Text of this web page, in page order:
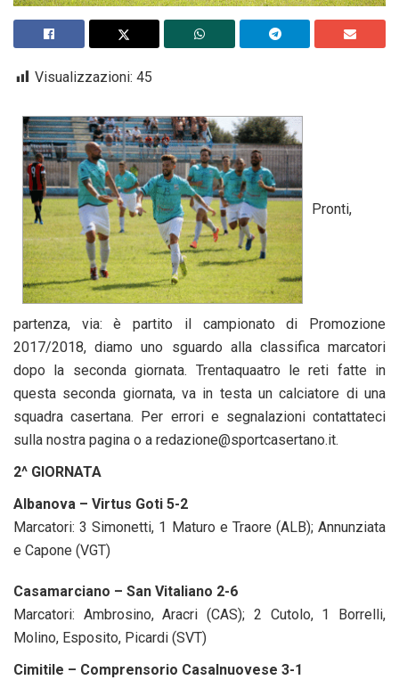
Visualizzazioni: 45
Pronti,
partenza, via: è partito il campionato di Promozione
2017/2018, diamo uno sguardo alla classifica marcatori
dopo la seconda giornata. Trentaquaatro le reti fatte in
questa seconda giornata, va in testa un calciatore di una
squadra casertana. Per errori e segnalazioni contattateci
sulla nostra pagina o a redazione@sportcasertano.it.
2^ GIORNATA
Albanova – Virtus Goti 5-2
Marcatori: 3 Simonetti, 1 Maturo e Traore (ALB); Annunziata
e Capone (VGT)
Casamarciano – San Vitaliano 2-6
Marcatori: Ambrosino, Aracri (CAS); 2 Cutolo, 1 Borrelli,
Molino, Esposito, Picardi (SVT)
Cimitile – Comprensorio Casalnuovese 3-1